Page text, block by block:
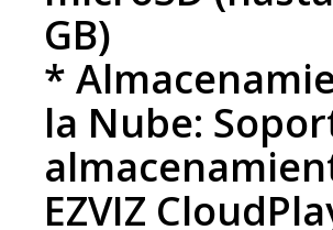
GB)
*
la Nube:
EZVIZ